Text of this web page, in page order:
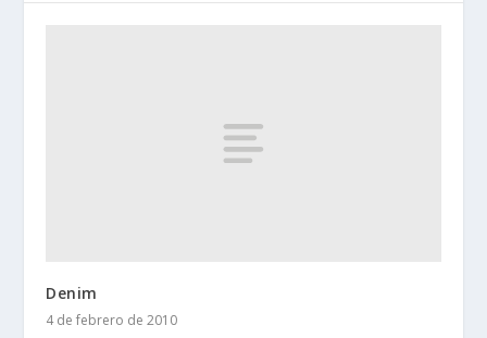
Denim
4 de febrero de 2010